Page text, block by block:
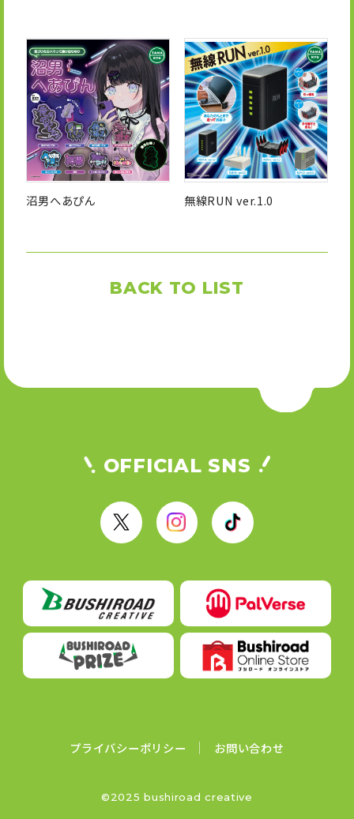
沼男へあぴん 無線RUN ver.1.0
BACK TO LIST
OFFICIAL SNS
X
a
m
T
k
プライバシーポリシー お問い合わせ
©2025 bushiroad creative